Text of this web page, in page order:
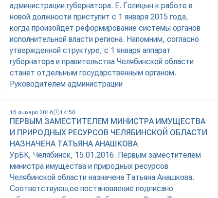
администрации губернатора. Е. Голицын к работе в
новой должности приступит с 1 января 2015 года,
когда произойдет реформирование системы органов
исполнительной власти региона. Напомним, согласно
утвержденной структуре, с 1 января аппарат
губернатора и правительства Челябинской области
станет отдельным государственным органом.
Руководителем администрации
15 января 2016 14:50
ПЕРВЫМ ЗАМЕСТИТЕЛЕМ МИНИСТРА ИМУЩЕСТВА
И ПРИРОДНЫХ РЕСУРСОВ ЧЕЛЯБИНСКОЙ ОБЛАСТИ
НАЗНАЧЕНА ТАТЬЯНА АНАШКОВА
УрБК, Челябинск, 15.01.2016. Первым заместителем
министра имущества и природных ресурсов
Челябинской области назначена Татьяна Анашкова.
Соответствующее постановление подписано